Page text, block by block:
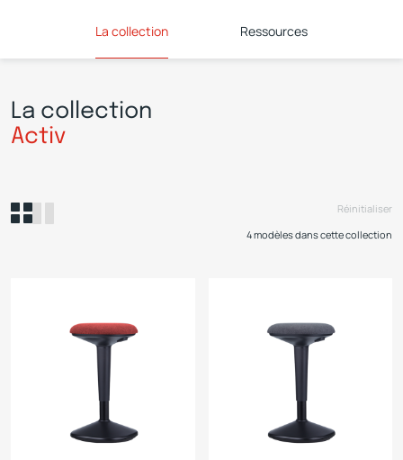
La collection Ressources
La collection
Activ
Réinitialiser
4 modèles dans cette collection